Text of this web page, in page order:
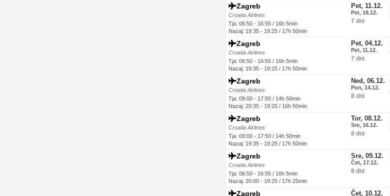
Zagreb
Croatia Airlines
Tja: 06:50 - 16:55 / 16h 5min
Nazaj: 19:35 - 19:25 / 17h 50min
Pet, 11.12.
Pet, 18.12.
7 dni
Zagreb
Croatia Airlines
Tja: 06:50 - 16:55 / 16h 5min
Nazaj: 19:35 - 19:25 / 17h 50min
Pet, 04.12.
Pet, 11.12.
7 dni
Zagreb
Croatia Airlines
Tja: 09:00 - 17:50 / 14h 50min
Nazaj: 20:35 - 19:25 / 16h 50min
Ned, 06.12.
Pon, 14.12.
8 dni
Zagreb
Croatia Airlines
Tja: 09:00 - 17:50 / 14h 50min
Nazaj: 19:35 - 19:25 / 17h 50min
Tor, 08.12.
Sre, 16.12.
8 dni
Zagreb
Croatia Airlines
Tja: 06:50 - 16:55 / 16h 5min
Nazaj: 20:00 - 19:25 / 17h 25min
Sre, 09.12.
Čet, 17.12.
8 dni
Zagreb Čet, 10.12.